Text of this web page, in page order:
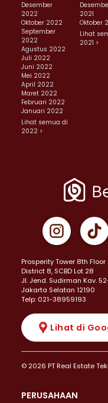
Desember
2022
Oktober 2022
September
2022
Agustus 2022
Juli 2022
Juni 2022
Mei 2022
April 2022
Maret 2022
Februari 2022
Januari 2022
Lihat semua di
2022 >
2021
Oktober
Lihat
2021 >
Prosperity Tower 8th Floor
District 8, SCBD Lot 28
JI. Jend. Sudirman Kav.
Jakarta Selatan 12190
Telp: 021-38959193
Lihat di
© 2026 PT Real Estate
PERUSAHAAN